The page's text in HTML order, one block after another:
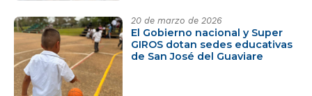
20 de marzo de 2026
El Gobierno nacional y Super
GIROS dotan sedes educativas
de San José del Guaviare